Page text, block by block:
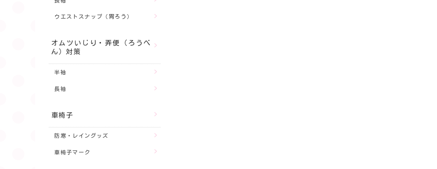
ウエストスナップ（胃ろう）
オムツいじり・弄便（ろうべ
ん）対策
半袖
長袖
車椅子
防寒・レイングッズ
車椅子マーク